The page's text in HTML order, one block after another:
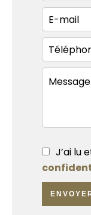
J’ai lu